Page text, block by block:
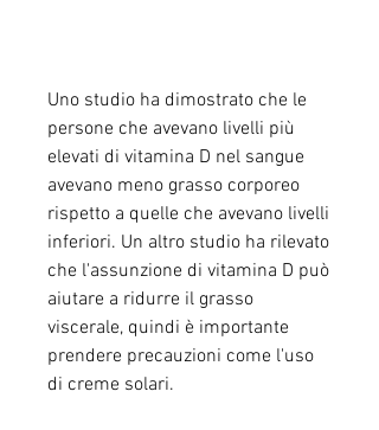
Uno studio ha dimostrato che le
persone che avevano livelli più
elevati di vitamina D nel sangue
avevano meno grasso corporeo
rispetto a quelle che avevano livelli
inferiori. Un altro studio ha rilevato
che l'assunzione di vitamina D può
aiutare a ridurre il grasso
viscerale, quindi è importante
prendere precauzioni come l'uso
di creme solari.